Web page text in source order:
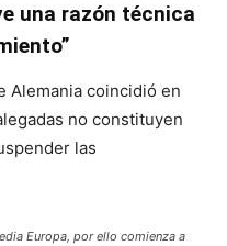
una razón técnica
Alemania coincidió en
no constituyen
las
Europa, por ello comienza a